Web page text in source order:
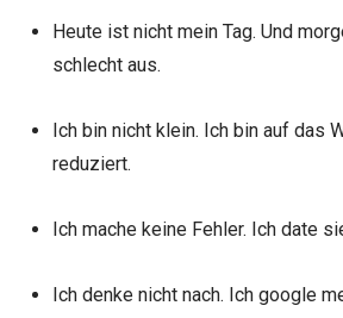
Heute ist nicht mein Tag. Und
schlecht aus.
Ich bin nicht klein. Ich bin auf das
reduziert.
Ich mache keine Fehler. Ich date
Ich denke nicht nach. Ich google